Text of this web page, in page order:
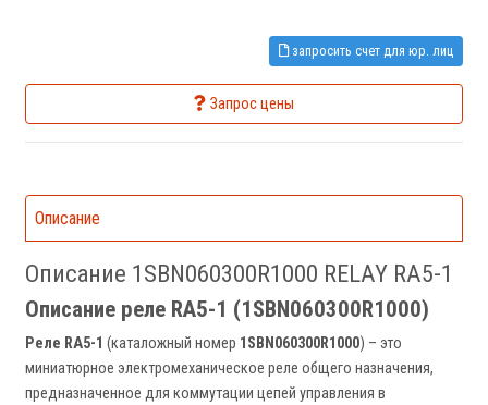
запросить счет для юр. лиц
Запрос цены
Описание
Описание 1SBN060300R1000 RELAY RA5-1
Описание реле RA5-1 (1SBN060300R1000)
Реле RA5-1 (каталожный номер 1SBN060300R1000) – это
миниатюрное электромеханическое реле общего назначения,
предназначенное для коммутации цепей управления в